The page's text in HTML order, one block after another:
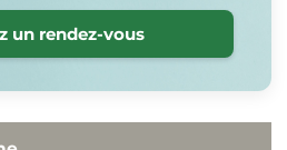
un rendez-vous